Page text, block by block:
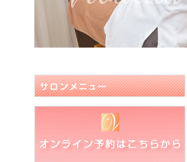
メフェイシャル
体質改善プログ
マタニティマッ
マタニティスク